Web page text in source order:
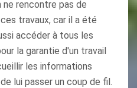
ne rencontre pas de
travaux, car il a été
accéder à tous les
la garantie d'un travail
les informations
lui passer un coup de fil.